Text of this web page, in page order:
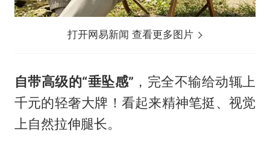
打开网易新闻 查看更多图片
自带高级的“垂坠感” ，完全不输给动辄上
千元的轻奢大牌！看起来精神笔挺、视觉
上自然拉伸腿长。